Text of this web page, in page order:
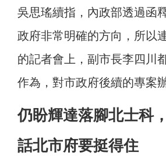
吳思瑤續指，內政部透過函
政府非常明確的方向，所以
的記者會上，副市長李四川
作為，對市政府後續的專案
仍盼輝達落腳北士科
話北市府要挺得住